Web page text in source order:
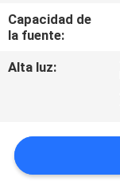
ÉNTRENOS
EN
CONTACTO
PIDA
UNA
Capacidad de
la fuente:
Alta luz: